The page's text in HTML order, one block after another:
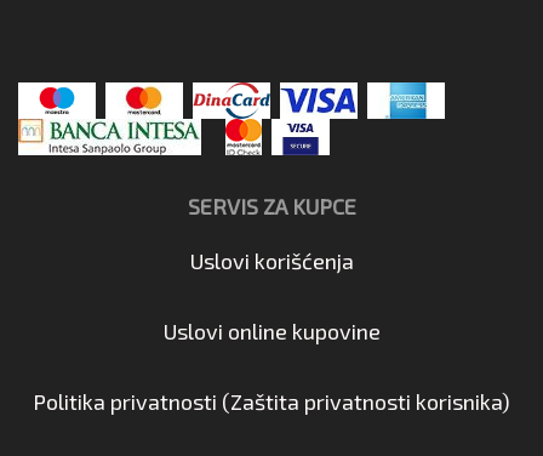
SERVIS ZA KUPCE
Uslovi korišćenja
Uslovi online kupovine
Politika privatnosti (Zaštita privatnosti korisnika)